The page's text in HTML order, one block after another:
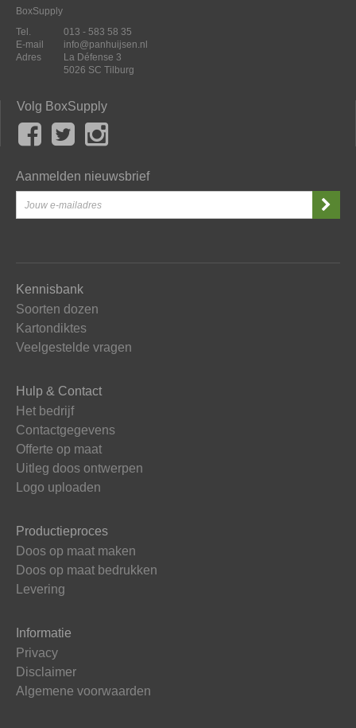
BoxSupply
Tel.
013 - 583 58 35
E-mail
info@panhuijsen.nl
Adres
La Défense 3
5026 SC Tilburg
Volg BoxSupply
Aanmelden nieuwsbrief
Kennisbank
Soorten dozen
Kartondiktes
Veelgestelde vragen
Hulp & Contact
Het bedrijf
Contactgegevens
Offerte op maat
Uitleg doos ontwerpen
Logo uploaden
Productieproces
Doos op maat maken
Doos op maat bedrukken
Levering
Informatie
Privacy
Disclaimer
Algemene voorwaarden